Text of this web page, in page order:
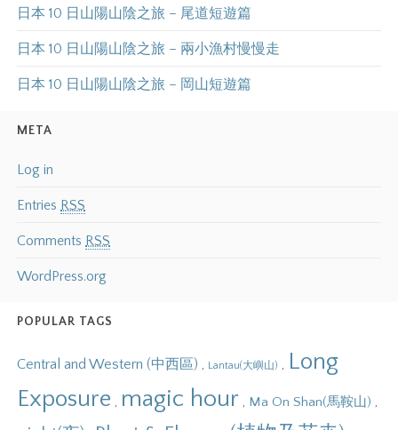
日本 10 日山陽山陰之旅 – 尾道短遊篇
日本 10 日山陽山陰之旅 – 兩小漁村慢慢走
日本 10 日山陽山陰之旅 – 岡山短遊篇
META
Log in
Entries RSS
Comments RSS
WordPress.org
POPULAR TAGS
Central and Western (中西區) , Lantau(大嶼山) , Long
Exposure , magic hour , Ma On Shan(馬鞍山) ,